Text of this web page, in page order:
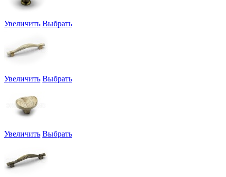
Увеличить Выбрать
Увеличить Выбрать
Увеличить Выбрать